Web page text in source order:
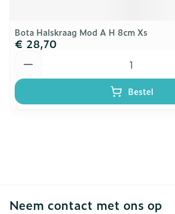
Bota Halskraag Mod A H 8cm Xs
€ 28,70
Bestel
Neem contact met ons op